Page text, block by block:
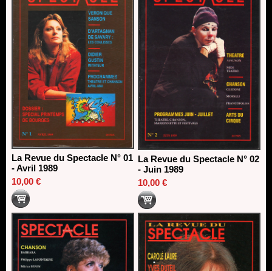
13/06/2026
Dispositif SACD Auteurs d'espaces : les lauréats 2026
18/03/2026
La Revue du Spectacle N° 01
- Avril 1989
10,00 €
La Revue du Spectacle N° 02
- Juin 1989
10,00 €